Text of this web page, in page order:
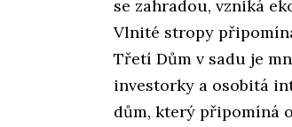
se zahradou, vzniká
Vlnité stropy
Třetí Dům v sadu je
investorky a osobitá
dům, který připomíná